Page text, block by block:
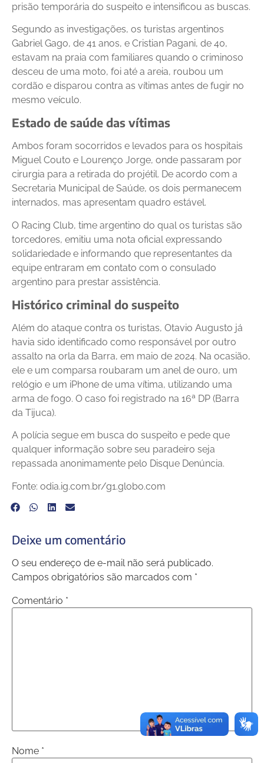
prisão temporária do suspeito e intensificou as buscas.
Segundo as investigações, os turistas argentinos
Gabriel Gago, de 41 anos, e Cristian Pagani, de 40,
estavam na praia com familiares quando o criminoso
desceu de uma moto, foi até a areia, roubou um
cordão e disparou contra as vítimas antes de fugir no
mesmo veículo.
Estado de saúde das vítimas
Ambos foram socorridos e levados para os hospitais
Miguel Couto e Lourenço Jorge, onde passaram por
cirurgia para a retirada do projétil. De acordo com a
Secretaria Municipal de Saúde, os dois permanecem
internados, mas apresentam quadro estável.
O Racing Club, time argentino do qual os turistas são
torcedores, emitiu uma nota oficial expressando
solidariedade e informando que representantes da
equipe entraram em contato com o consulado
argentino para prestar assistência.
Histórico criminal do suspeito
Além do ataque contra os turistas, Otavio Augusto já
havia sido identificado como responsável por outro
assalto na orla da Barra, em maio de 2024. Na ocasião,
ele e um comparsa roubaram um anel de ouro, um
relógio e um iPhone de uma vítima, utilizando uma
arma de fogo. O caso foi registrado na 16ª DP (Barra
da Tijuca).
A polícia segue em busca do suspeito e pede que
qualquer informação sobre seu paradeiro seja
repassada anonimamente pelo Disque Denúncia.
Fonte: odia.ig.com.br/g1.globo.com
Deixe um comentário
O seu endereço de e-mail não será publicado.
Campos obrigatórios são marcados com *
Comentário *
Nome *